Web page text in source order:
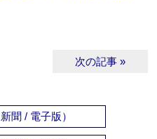
次の記事 »
聞 / 電子版）